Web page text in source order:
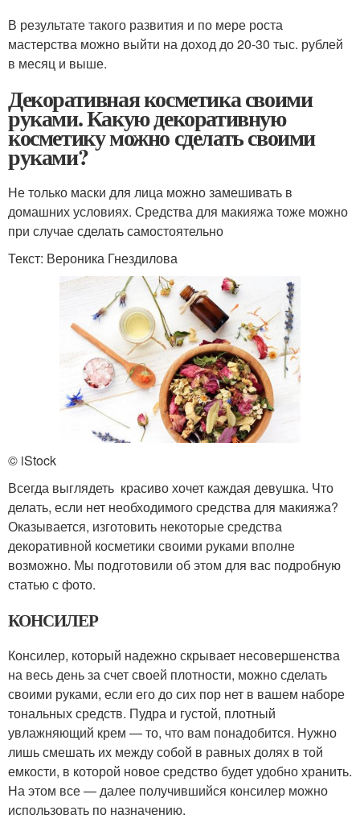
В результате такого развития и по мере роста
мастерства можно выйти на доход до 20-30 тыс. рублей
в месяц и выше.
Декоративная косметика своими
руками. Какую декоративную
косметику можно сделать своими
руками?
Не только маски для лица можно замешивать в
домашних условиях. Средства для макияжа тоже можно
при случае сделать самостоятельно
Текст: Вероника Гнездилова
© iStock
Всегда выглядеть красиво хочет каждая девушка. Что
делать, если нет необходимого средства для макияжа?
Оказывается, изготовить некоторые средства
декоративной косметики своими руками вполне
возможно. Мы подготовили об этом для вас подробную
статью с фото.
КОНСИЛЕР
Консилер, который надежно скрывает несовершенства
на весь день за счет своей плотности, можно сделать
своими руками, если его до сих пор нет в вашем наборе
тональных средств. Пудра и густой, плотный
увлажняющий крем — то, что вам понадобится. Нужно
лишь смешать их между собой в равных долях в той
емкости, в которой новое средство будет удобно хранить.
На этом все — далее получившийся консилер можно
использовать по назначению.